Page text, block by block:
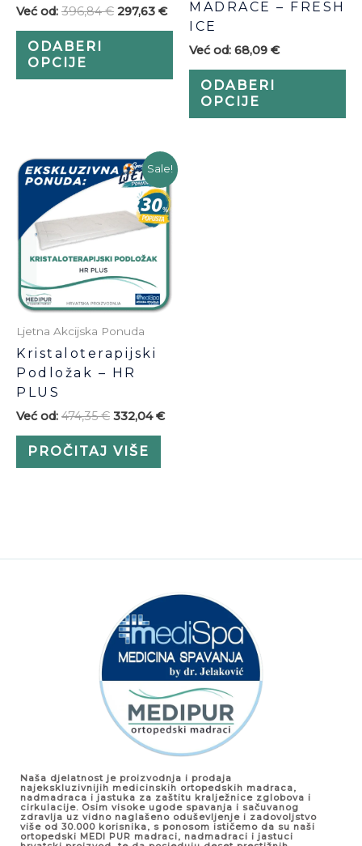
Već od: 396,84€ 297,63 €
ODABERI
OPCIJE
proizvoda
MADRACE – FRESH
ICE
Već od: 68,09 €
ODABERI
OPCIJE
Sale!
Ljetna Akcijska Ponuda
Kristaloterapijski
Podložak – HR
PLUS
Već od: 474,35€ 332,04€
PROČITAJ VIŠE
Naša djelatnost je proizvodnja i prodaja
najekskluzivnijih medicinskih ortopedskih madraca,
nadmadraca i jastuka za zaštitu kralježnice zglobova i
cirkulacije. Osim visoke ugode spavanja i sačuvanog
zdravlja uz vidno naglašeno oduševljenje i zadovoljstvo
više od 30.000 korisnika, s ponosom ističemo da su naši
ortopedski MEDI PUR madraci, nadmadraci i jastuci